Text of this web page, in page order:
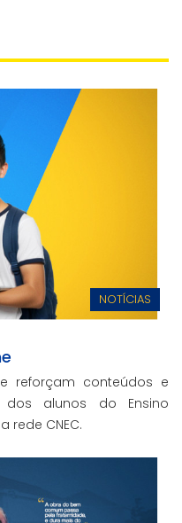
NOTÍCIAS
reforçam conteúdos e
alunos do Ensino
rede CNEC.